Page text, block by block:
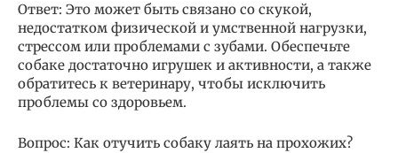
Ответ: Это может быть связано со скукой,
недостатком физической и умственной нагрузки,
стрессом или проблемами с зубами. Обеспечьте
собаке достаточно игрушек и активности, а также
обратитесь к ветеринару, чтобы исключить
проблемы со здоровьем.
Вопрос: Как отучить собаку лаять на прохожих?